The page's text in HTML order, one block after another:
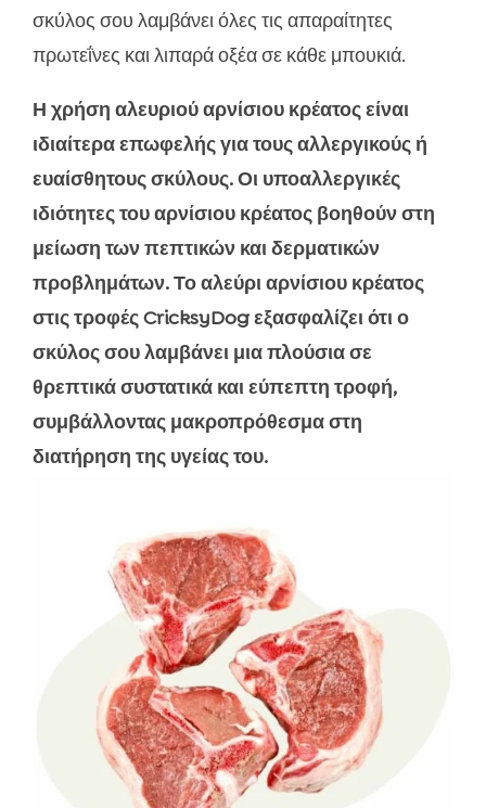
σκύλος σου λαμβάνει όλες τις απαραίτητες
πρωτεΐνες και λιπαρά οξέα σε κάθε μπουκιά.
Η χρήση αλευριού αρνίσιου κρέατος είναι
ιδιαίτερα επωφελής για τους αλλεργικούς ή
ευαίσθητους σκύλους. Οι υποαλλεργικές
ιδιότητες του αρνίσιου κρέατος βοηθούν στη
μείωση των πεπτικών και δερματικών
προβλημάτων. Το αλεύρι αρνίσιου κρέατος
στις τροφές CricksyDog εξασφαλίζει ότι ο
σκύλος σου λαμβάνει μια πλούσια σε
θρεπτικά συστατικά και εύπεπτη τροφή,
συμβάλλοντας μακροπρόθεσμα στη
διατήρηση της υγείας του.